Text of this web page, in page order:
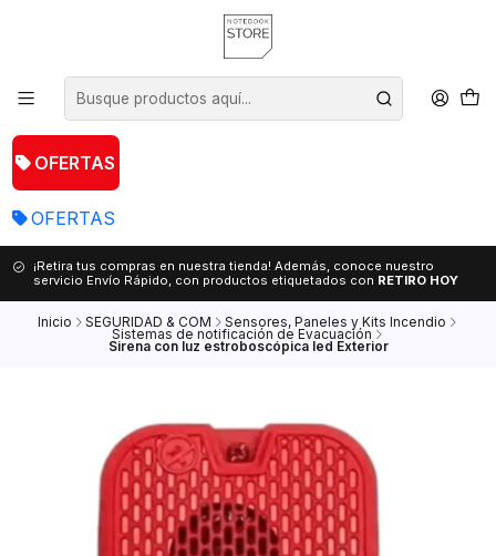
OFERTAS
OFERTAS
¡Retira tus compras en nuestra tienda! Además, conoce nuestro
servicio Envío Rápido, con productos etiquetados con RETIRO HOY
Inicio SEGURIDAD & COM Sensores, Paneles y Kits Incendio
Sistemas de notificación de Evacuación
Sirena con luz estroboscópica led Exterior